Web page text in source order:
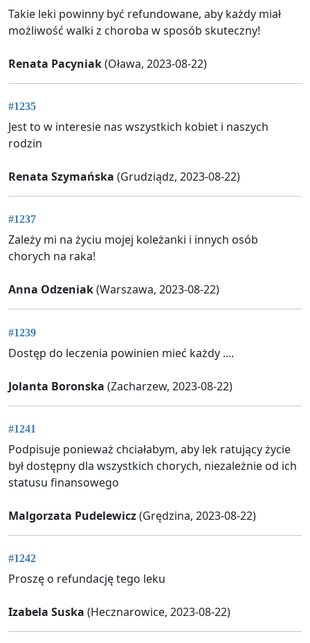
Takie leki powinny być refundowane, aby każdy miał
możliwość walki z choroba w sposób skuteczny!
Renata Pacyniak(Oława, 2023-08-22)
#1235
Jest to w interesie nas wszystkich kobiet i naszych
rodzin
Renata Szymańska (Grudziądz, 2023-08-22)
#1237
Zależy mi na życiu mojej koleżanki i innych osób
chorych na raka!
Anna Odzeniak(Warszawa, 2023-08-22)
#1239
Dostęp do leczenia powinien mieć każdy ....
Jolanta Boronska (Zacharzew, 2023-08-22)
#1241
Podpisuje ponieważ chciałabym, aby lek ratujący życie
był dostępny dla wszystkich chorych, niezależnie od ich
statusu finansowego
Malgorzata Pudelewicz(Grędzina, 2023-08-22)
#1242
Proszę o refundację tego leku
Izabela Suska (Hecznarowice, 2023-08-22)